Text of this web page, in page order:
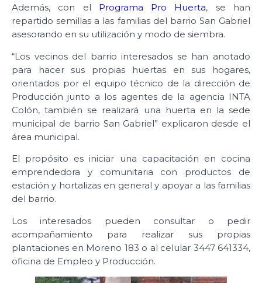
Además, con el Programa Pro Huerta, se han
repartido semillas a las familias del barrio San Gabriel
asesorando en su utilización y modo de siembra.
“Los vecinos del barrio interesados se han anotado
para hacer sus propias huertas en sus hogares,
orientados por el equipo técnico de la dirección de
Producción junto a los agentes de la agencia INTA
Colón, también se realizará una huerta en la sede
municipal de barrio San Gabriel” explicaron desde el
área municipal.
El propósito es iniciar una capacitación en cocina
emprendedora y comunitaria con productos de
estación y hortalizas en general y apoyar a las familias
del barrio.
Los interesados pueden consultar o pedir
acompañamiento para realizar sus propias
plantaciones en Moreno 183 o al celular 3447 641334,
oficina de Empleo y Producción.